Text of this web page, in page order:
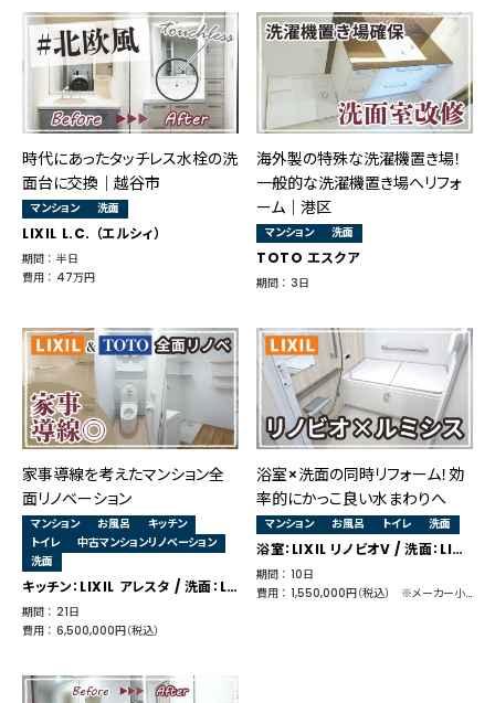
時代にあったタッチレス水栓の洗
面台に交換｜越谷市
マンション 洗面
LIXIL L.C. （エルシィ）
期間 ： 半日
費用 ： 47万円
海外製の特殊な洗濯機置き場！
一般的な洗濯機置き場へリフォ
ーム｜港区
マンション 洗面
TOTO エスクア
期間 ： 3日
家事導線を考えたマンション全
面リノベーション
マンション お風呂
キッチン
トイレ
中古マンションリノベーション
洗面
キッチン：LIXIL アレスタ / 洗面：LIXIL ピアラ / 浴室：TOTO WG / トイレ：TOTO ネオレスト
期間 ： 21日
費用 ： 6,500,000円（税込）
浴室×洗面の同時リフォーム！効
率的にかっこ良い水まわりへ
マンション お風呂 トイレ 洗面
浴室：LIXIL リノビオV / 洗面：LIXIL ルミシス / トイレ：LIXIL アメージュZ
期間 ： 10日
費用 ： 1,550,000円（税込） ※メーカー小売価格 1,925,055円